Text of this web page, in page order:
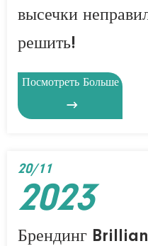
высечки
решить!
Посмотреть Больше

Брендинг
20/11
2023